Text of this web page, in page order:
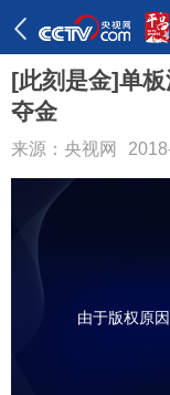
[此刻是金]单
夺金
来源：央视网
由于版权原